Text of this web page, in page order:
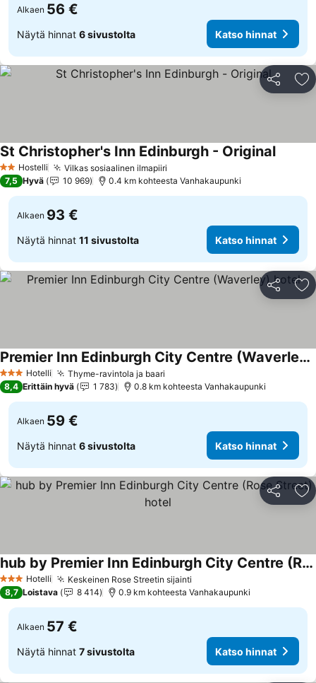
Alkaen 56 €
Näytä hinnat 6 sivustolta Katso hinnat
Jaa
2 Tähtiluokitus
Hostelli Vilkas sosiaalinen ilmapiiri
St Christopher's Inn Edinburgh - Original
7,5 Hyvä 10 969 0.4 km kohteesta Vanhakaupunki
Alkaen 93 €
Näytä hinnat 11 sivustolta Katso hinnat
Jaa
3 Tähtiluokitus
Hotelli Thyme-ravintola ja baari
Premier Inn Edinburgh City Centre (Waverley) hotel
8,4 Erittäin hyvä 1 783 0.8 km kohteesta Vanhakaupunki
Alkaen 59 €
Näytä hinnat 6 sivustolta Katso hinnat
Jaa
3 Tähtiluokitus
Hotelli Keskeinen Rose Streetin sijainti
hub by Premier Inn Edinburgh City Centre (Rose Street) hotel
8,7 Loistava 8 414 0.9 km kohteesta Vanhakaupunki
Alkaen 57 €
Näytä hinnat 7 sivustolta Katso hinnat